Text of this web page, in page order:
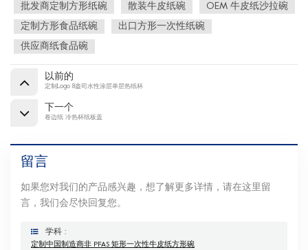
批发商定制方形纸碗 散装牛皮纸碗 OEM 牛皮纸沙拉碗
定制方形食品纸碗 出口方形一次性纸碗
供应商纸食品碗
以前的
定制Logo 8盎司水性涂层单层热纸杯
下一个
卷边纸 冷热杯纸板盖
留言
如果您对我们的产品感兴趣，想了解更多详情，请在这里留
言，我们会尽快回复您。
学科 :
定制中国制造商非 PFAS 矩形一次性牛皮纸方形碗